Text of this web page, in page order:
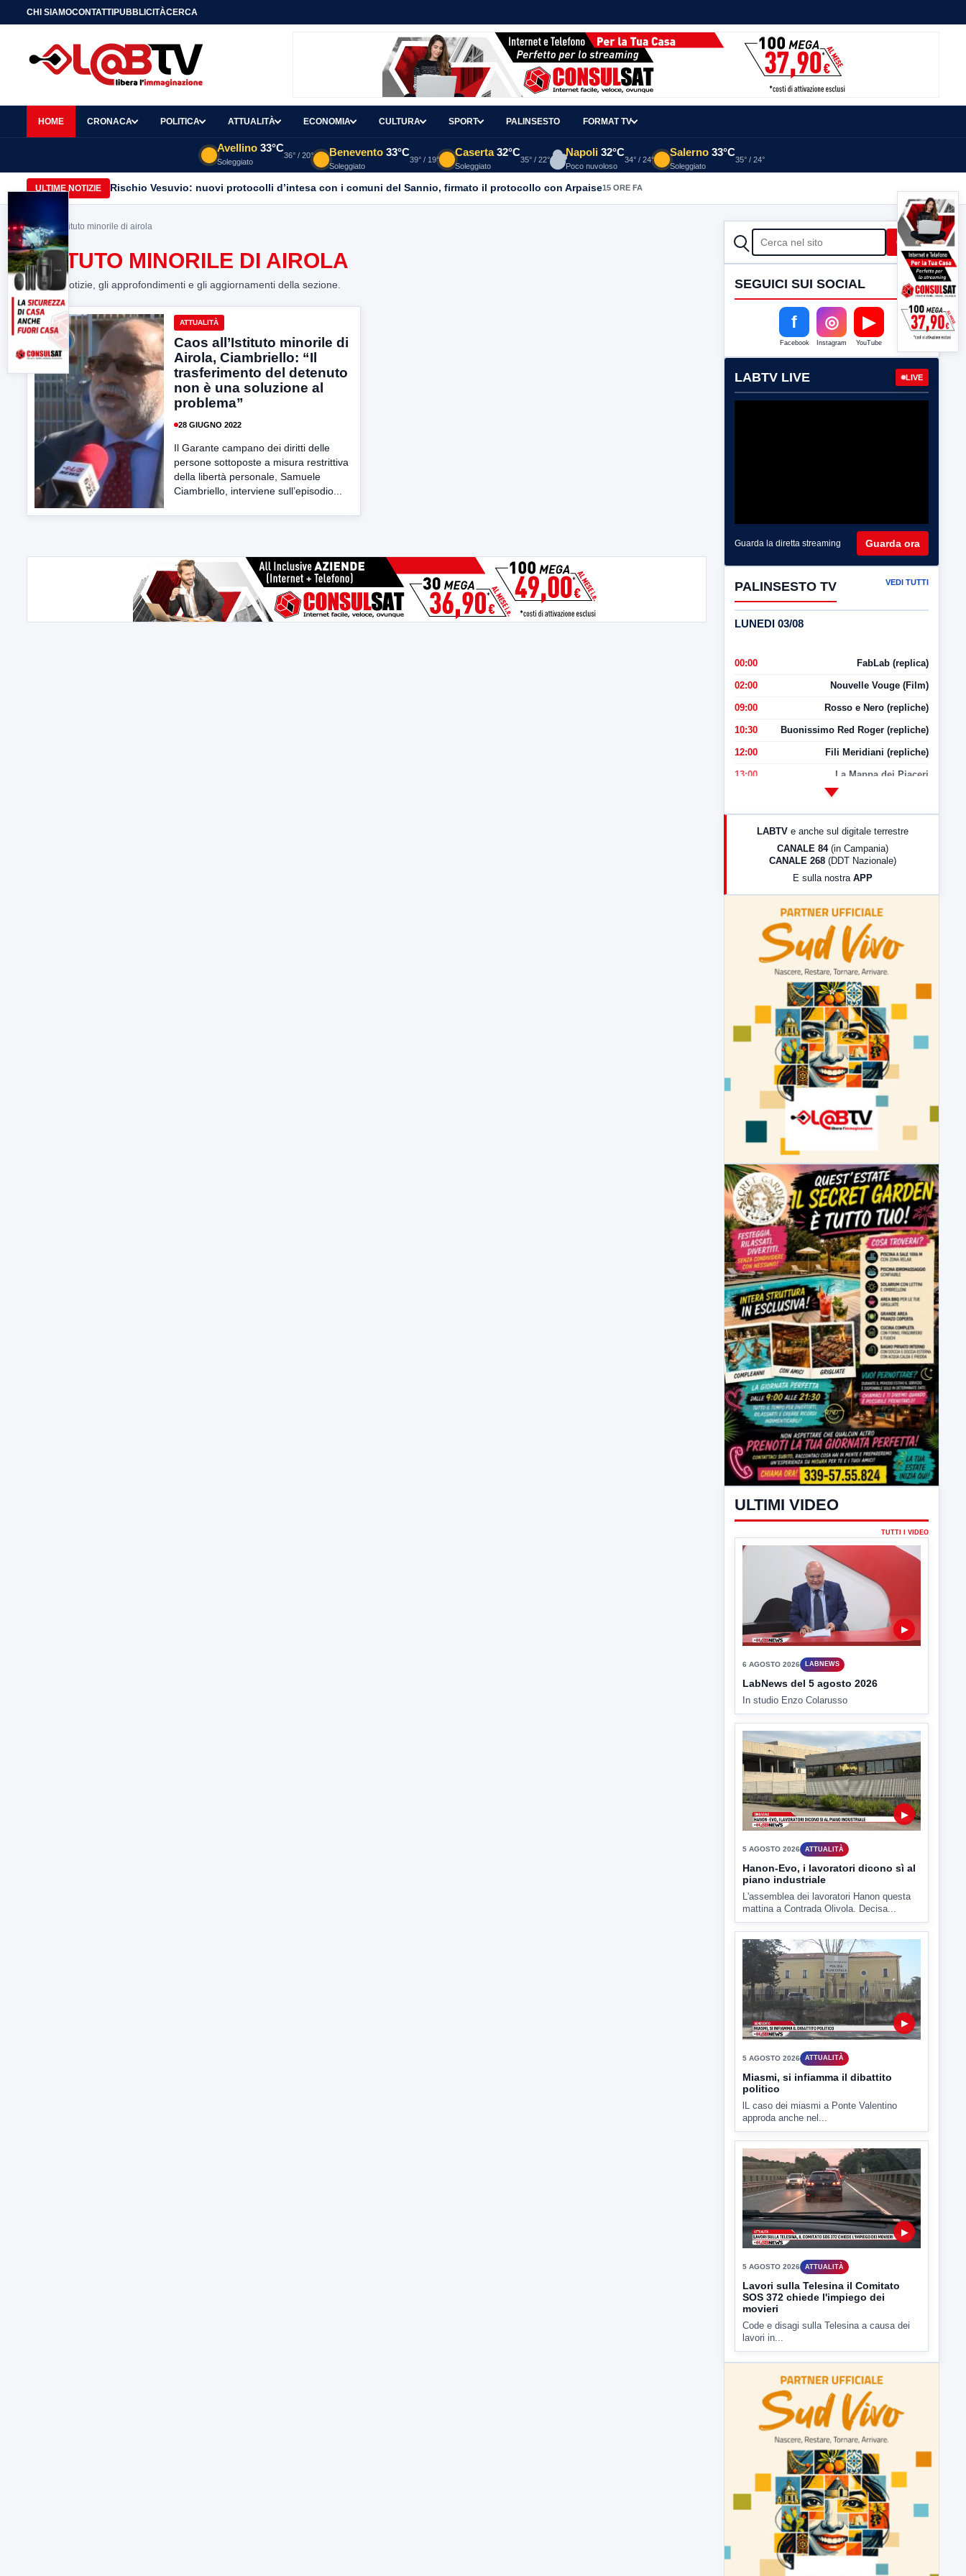
CHI SIAMOCONTATTIPUBBLICITÀCERCA
HOME CRONACA POLITICA ATTUALITÀ ECONOMIA CULTURA SPORT PALINSESTO FORMAT TV
Avellino 33°C
Soleggiato
36° / 20° Benevento 33°C
Soleggiato
39° / 19°
Caserta 32°C
Soleggiato
35° / 22°
Napoli 32°C
Poco nuvoloso
34° / 24°
Salerno 33°C
Soleggiato
35° / 24°
ULTIME NOTIZIE Rischio Vesuvio: nuovi protocolli d’intesa con i comuni del Sannio, firmato il protocollo con Arpaise15 ORE FA
Home> istituto minorile di airola
ISTITUTO MINORILE DI AIROLA
Tutte le notizie, gli approfondimenti e gli aggiornamenti della sezione.
ATTUALITÀ
Caos all’Istituto minorile di
Airola, Ciambriello: “Il
trasferimento del detenuto
non è una soluzione al
problema”
28 GIUGNO 2022
Il Garante campano dei diritti delle
persone sottoposte a misura restrittiva
della libertà personale, Samuele
Ciambriello, interviene sull’episodio...
CERCA Cerca
SEGUICI SUI SOCIAL
f
Facebook
◎
Instagram
▶
YouTube
LABTV LIVE LIVE
Guarda la diretta streaming Guarda ora
PALINSESTO TV VEDI TUTTI
LUNEDI 03/08
00:00 FabLab (replica)
02:00 Nouvelle Vouge (Film)
09:00 Rosso e Nero (repliche)
10:30 Buonissimo Red Roger (repliche)
12:00 Fili Meridiani (repliche)
13:00 La Mappa dei Piaceri
LabNews (Diretta)
LabNews (replica)
LABTV e anche sul digitale terrestre
CANALE 84 (in Campania)
CANALE 268 (DDT Nazionale)
E sulla nostra APP
ULTIMI VIDEO
TUTTI I VIDEO
6 AGOSTO 2026 LABNEWS
LabNews del 5 agosto 2026
In studio Enzo Colarusso
▶
5 AGOSTO 2026 ATTUALITÀ
Hanon-Evo, i lavoratori dicono sì al
piano industriale
L'assemblea dei lavoratori Hanon questa
mattina a Contrada Olivola. Decisa...
5 AGOSTO 2026 ATTUALITÀ
Miasmi, si infiamma il dibattito
politico
lL caso dei miasmi a Ponte Valentino
approda anche nel...
5 AGOSTO 2026 ATTUALITÀ
Lavori sulla Telesina il Comitato
SOS 372 chiede l'impiego dei
Code e disagi sulla Telesina a causa dei
lavori in...